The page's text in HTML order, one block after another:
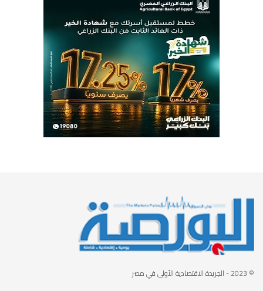
© 2023 - الجريدة الاقتصادية الأولى في مصر